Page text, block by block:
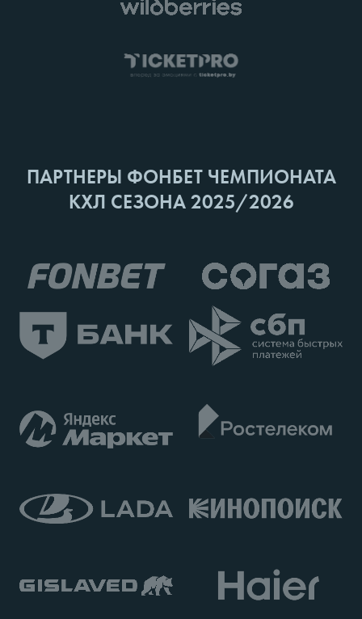
ПАРТНЕРЫ ФОНБЕТ ЧЕМПИОНАТА
КХЛ СЕЗОНА 2025/2026